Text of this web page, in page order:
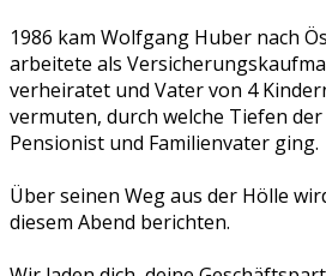
1986 kam Wolfgang Huber nach
arbeitete als
verheiratet und Vater von 4
vermuten, durch welche Tiefen
Pensionist und Familienvater ging.
Über seinen Weg aus der Hölle
diesem Abend berichten.